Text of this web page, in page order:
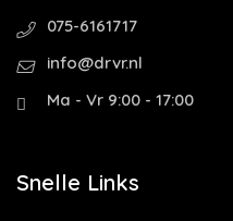
075-6161717
info@drvr.nl
Ma - Vr 9:00 - 17:00
Snelle Links